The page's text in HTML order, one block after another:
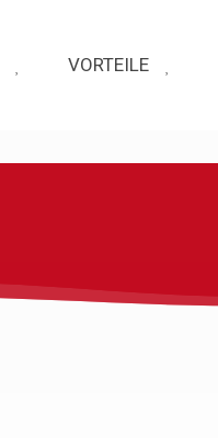
VORTEILE